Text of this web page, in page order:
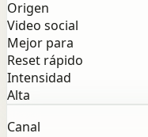
Origen
Video social
Mejor para
Reset rápido
Intensidad
Alta
Canal